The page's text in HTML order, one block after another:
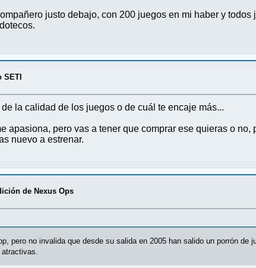
justo debajo, con 200 juegos en mi haber y
SETI
la calidad de los juegos o de cuál te encaje más...
apasiona, pero vas a tener que comprar ese quieras o
nuevo a estrenar.
de Nexus Ops
pero no invalida que desde su salida en 2005 han salido un porrón de